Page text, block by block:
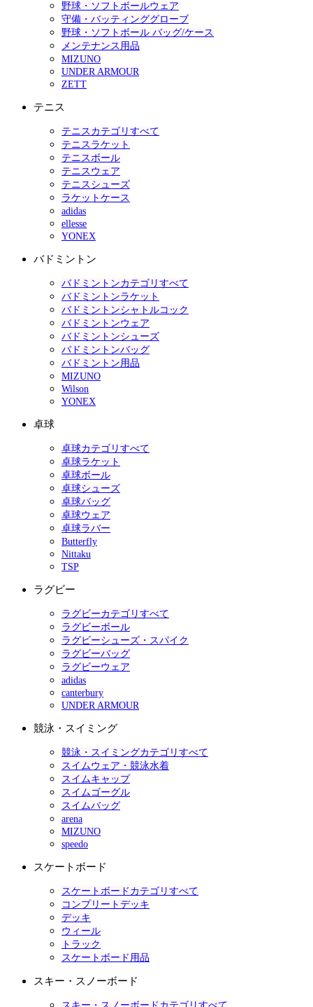
野球・ソフトボールウェア
守備・バッティンググローブ
野球・ソフトボール バッグ/ケース
メンテナンス用品
MIZUNO
UNDER ARMOUR
ZETT
テニス
テニスカテゴリすべて
テニスラケット
テニスボール
テニスウェア
テニスシューズ
ラケットケース
adidas
ellesse
YONEX
バドミントン
バドミントンカテゴリすべて
バドミントンラケット
バドミントンシャトルコック
バドミントンウェア
バドミントンシューズ
バドミントンバッグ
バドミントン用品
MIZUNO
Wilson
YONEX
卓球
卓球カテゴリすべて
卓球ラケット
卓球ボール
卓球シューズ
卓球バッグ
卓球ウェア
卓球ラバー
Butterfly
Nittaku
TSP
ラグビー
ラグビーカテゴリすべて
ラグビーボール
ラグビーシューズ・スパイク
ラグビーバッグ
ラグビーウェア
adidas
canterbury
UNDER ARMOUR
競泳・スイミング
競泳・スイミングカテゴリすべて
スイムウェア・競泳水着
スイムキャップ
スイムゴーグル
スイムバッグ
arena
MIZUNO
speedo
スケートボード
スケートボードカテゴリすべて
コンプリートデッキ
デッキ
ウィール
トラック
スケートボード用品
スキー・スノーボード